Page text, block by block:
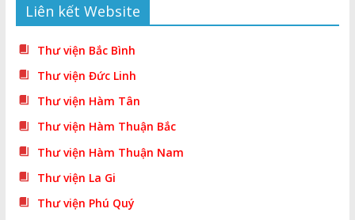
Liên kết Website
Thư viện Bắc Bình
Thư viện Đức Linh
Thư viện Hàm Tân
Thư viện Hàm Thuận Bắc
Thư viện Hàm Thuận Nam
Thư viện La Gi
Thư viện Phú Quý